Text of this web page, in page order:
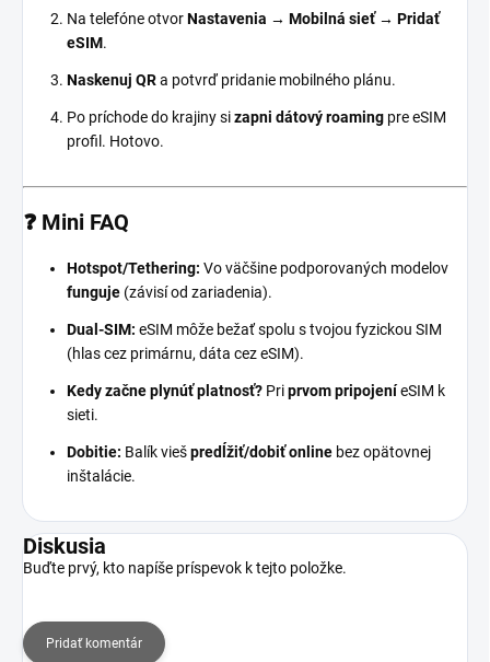
Na telefóne otvorNastavenia → Mobilná sieť → Pridať
eSIM.
Naskenuj QRa potvrď pridanie mobilného plánu.
Po príchode do krajiny sizapni dátový roaming pre eSIM
profil. Hotovo.
❓ Mini FAQ
Hotspot/Tethering: Vo väčšine podporovaných modelov
funguje (závisí od zariadenia).
Dual-SIM: eSIM môže bežať spolu s tvojou fyzickou SIM
(hlas cez primárnu, dáta cez eSIM).
Kedy začne plynúť platnosť? Priprvom pripojeníeSIM k
sieti.
Dobitie: Balík viešpredĺžiť/dobiť online bez opätovnej
inštalácie.
Diskusia
Buďte prvý, kto napíše príspevok k tejto položke.
Pridať komentár